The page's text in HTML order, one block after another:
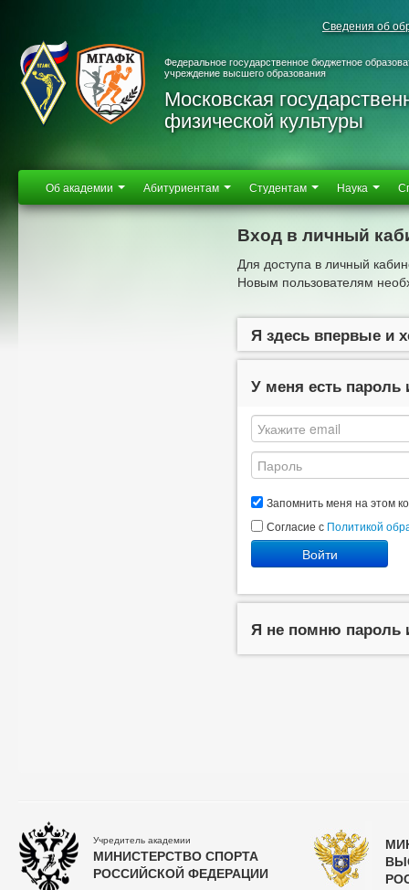
Сведения об
Федеральное государственное бюджетное
учреждение высшего образования
Московская
физической культуры
Об академии Абитуриентам Студентам Наука
Вход в личный
Для доступа в личный
Новым пользователям
Я здесь впервые и
У меня есть пароль
Запомнить меня на этом
Согласие с Политикой
Войти
Я не помню пароль
Учредитель академии
МИНИСТЕРСТВО СПОРТА
РОССИЙСКОЙ ФЕДЕРАЦИИ